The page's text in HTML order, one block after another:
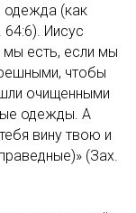
одежда (как
64:6). Иисус
мы есть, если мы
чтобы
очищенными
одежды. А
вину твою и
(Зах.